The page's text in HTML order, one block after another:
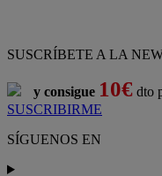
SUSCRÍBETE A LA
y consigue 10€ dto
SUSCRIBIRME
SÍGUENOS EN